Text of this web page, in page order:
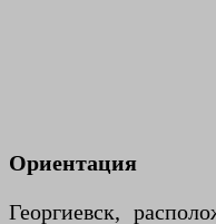
Ориентация
Георгиевск,